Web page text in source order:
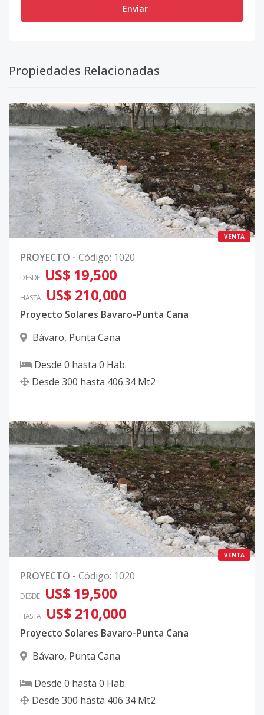
Enviar
Propiedades Relacionadas
VENTA
PROYECTO - Código: 1020
DESDE US$ 19,500
HASTA US$ 210,000
Proyecto Solares Bavaro-Punta Cana
Bávaro, Punta Cana
Desde 0 hasta 0 Hab.
Desde 300 hasta 406.34 Mt2
VENTA
PROYECTO - Código: 1020
DESDE US$ 19,500
HASTA US$ 210,000
Proyecto Solares Bavaro-Punta Cana
Bávaro, Punta Cana
Desde 0 hasta 0 Hab.
Desde 300 hasta 406.34 Mt2